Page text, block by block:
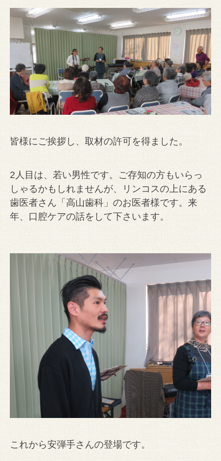
皆様にご挨拶し、取材の許可を得ました。
2人目は、若い男性です。ご存知の方もいらっ
しゃるかもしれませんが、リンコスの上にある
歯医者さん「高山歯科」のお医者様です。来
年、口腔ケアの話をして下さいます。
これから安弾手さんの登場です。